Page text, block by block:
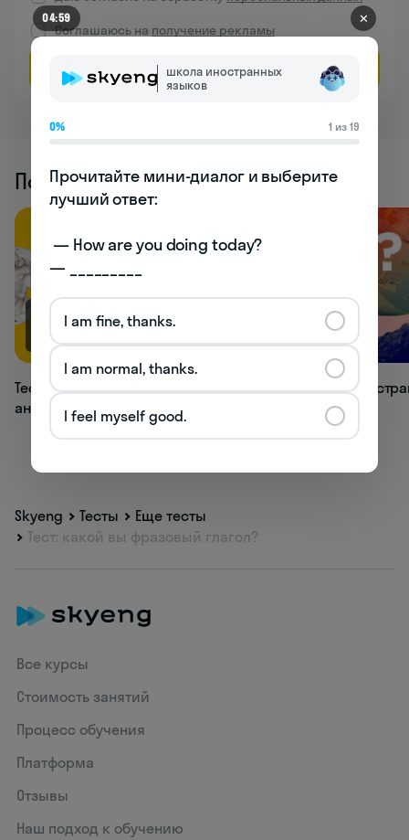
Соглашаюсь на получение рекламы
Оставить заявку
Похожие статьи
66.9K
Тест: как хорошо вы знаете времена
английского языка?
33K
Тест: в какой
Skyeng Тесты
Еще тесты
Тест: какой вы фразовый глагол?
Все курсы
Стоимость занятий
Процесс обучения
Платформа
Отзывы
Наш подход к обучению
04:59 ✕
школа иностранных
языков
0% 1 из 19
Прочитайте мини-диалог и выберите
лучший ответ:
— _________
I am fine, thanks.
I am normal, thanks.
I feel myself good.